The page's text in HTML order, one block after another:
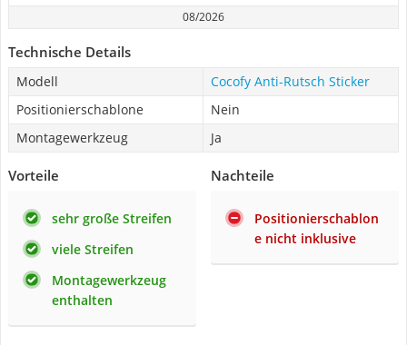
08/2026
Technische Details
Modell
Cocofy Anti-Rutsch Sticker
Positionierschablone
Nein
Montagewerkzeug
Ja
Vorteile
sehr große Streifen
viele Streifen
Montagewerkzeug
enthalten
Nachteile
Positionierschablon
e nicht inklusive